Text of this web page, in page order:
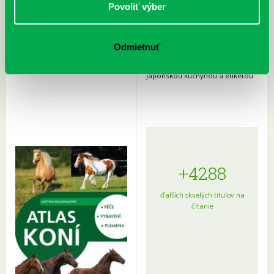
Povoliť výber
Odmietnuť
Rudź, Przemyslaw: Atlas hviezd:
Hardy, Paula: Japonsko na tanieri:
japonskou kuchyňou a etiketou
+4288
ďalších skvelých titulov na
čítanie